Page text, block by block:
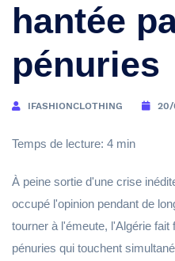
hantée
pénuries
IFASHIONCLOTHING 20/
Temps de lecture: 4 min
À peine sortie d'une crise
occupé l'opinion pendant de
tourner à l'émeute, l'Algérie
pénuries qui touchent